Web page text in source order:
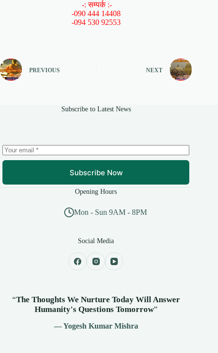
-: सम्पर्क :-
-090 444 14408
-094 530 92553
PREVIOUS NEXT
Subscribe to Latest News
Subscribe Now
Opening Hours
Mon - Sun 9AM - 8PM
Social Media
“The Thoughts We Nurture Today Will Answer
Humanity's Questions Tomorrow”
— Yogesh Kumar Mishra